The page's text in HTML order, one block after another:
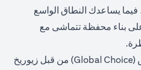
فيما يساعدك النطاق الواسع
بناء محفظة تتماشى مع
يتم توفير تأمين جلوبال تشويس (Global Choice) من قبل زيوريخ